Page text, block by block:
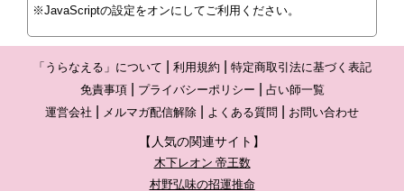
※JavaScriptの設定をオンにしてご利用ください。
「うらなえる」について 利用規約
特定商取引法に基づく表記
免責事項
プライバシーポリシー
占い師一覧
運営会社
メルマガ配信解除 よくある質問 お問い合わせ
【人気の関連サイト】
木下レオン 帝王数
村野弘味の招運推命